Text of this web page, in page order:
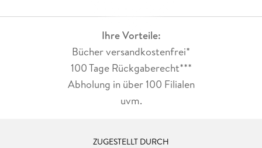
Ihre Vorteile:
Bücher versandkostenfrei*
100 Tage Rückgaberecht***
Abholung in über 100 Filialen
uvm.
ZUGESTELLT DURCH